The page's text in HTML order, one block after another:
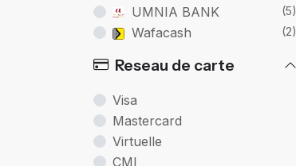
UMNIA BANK (5)
Wafacash (2)
Reseau de carte
Visa
Mastercard
Virtuelle
CMI